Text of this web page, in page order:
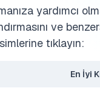
yardımcı
ve
tıklayın:
En İyi